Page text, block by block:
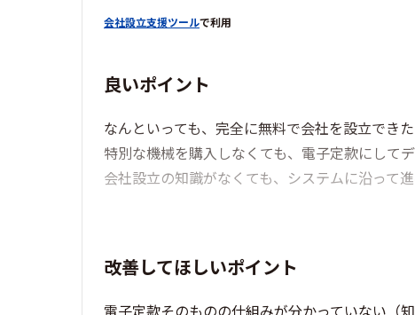
会社設立支援ツールで利用
良いポイント
なんといっても、完全に無料で会社を設立できた
特別な機械を購入しなくても、電子定款にして
会社設立の知識がなくても、システムに沿って
改善してほしいポイント
電子定款そのものの仕組みが分かっていない（